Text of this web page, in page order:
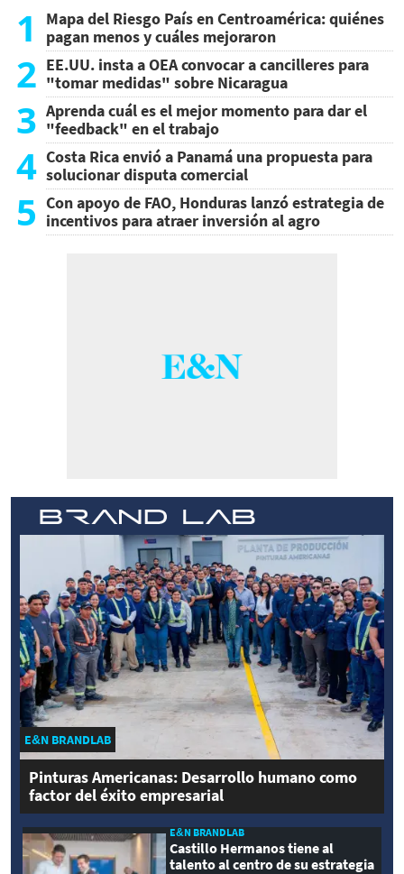
1
Mapa del Riesgo País en Centroamérica: quiénes
pagan menos y cuáles mejoraron
2 EE.UU. insta a OEA convocar a cancilleres para
"tomar medidas" sobre Nicaragua
3 Aprenda cuál es el mejor momento para dar el
"feedback" en el trabajo
4 Costa Rica envió a Panamá una propuesta para
solucionar disputa comercial
5 Con apoyo de FAO, Honduras lanzó estrategia de
incentivos para atraer inversión al agro
E&N BRANDLAB
Pinturas Americanas: Desarrollo humano como
factor del éxito empresarial
E&N BRANDLAB
Castillo Hermanos tiene al
talento al centro de su estrategia